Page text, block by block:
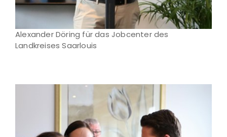
Alexander Döring für das Jobcenter des
Landkreises Saarlouis